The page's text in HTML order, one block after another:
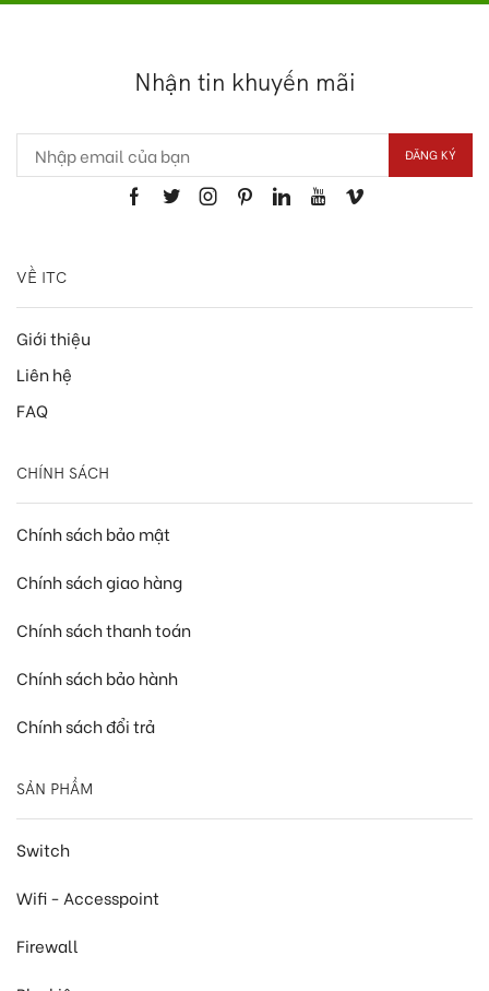
Nhận tin khuyến mãi
VỀ ITC
Giới thiệu
Liên hệ
FAQ
CHÍNH SÁCH
Chính sách bảo mật
Chính sách giao hàng
Chính sách thanh toán
Chính sách bảo hành
Chính sách đổi trả
SẢN PHẨM
Switch
Wifi - Accesspoint
Firewall